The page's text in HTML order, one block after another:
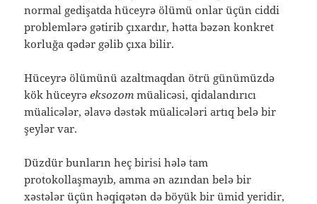
normal gedişatda hüceyrə ölümü onlar üçün ciddi
problemlərə gətirib çıxardır, hətta bəzən konkret
korluğa qədər gəlib çıxa bilir.
Hüceyrə ölümünü azaltmaqdan ötrü günümüzdə
kök hüceyrəeksozom müalicəsi, qidalandırıcı
müalicələr, əlavə dəstək müalicələri artıq belə bir
şeylər var.
Düzdür bunların heç birisi hələ tam
protokollaşmayıb, amma ən azından belə bir
xəstələr üçün həqiqətən də böyük bir ümid yeridir,